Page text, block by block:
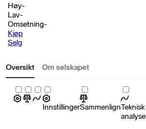
Høy-
Lav-
Omsetning-
Kjøp
Selg
Oversikt Om selskapet
InnstillingerSammenlignTeknisk
analyse